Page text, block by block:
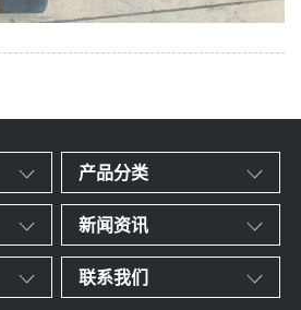
产品分类
新闻资讯
联系我们